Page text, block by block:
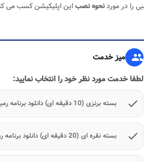
را در موردنحوه نصباین اپلیکیشن کسب می
group میز خدمت
لطفا خدمت مورد نظر خود را انتخاب نمایید:
check
بسته برنزی (10 دقیقه ای) دانلود برنامه رمینی
check بسته نقره ای (20 دقیقه ای) دانلود برنامه رمینی